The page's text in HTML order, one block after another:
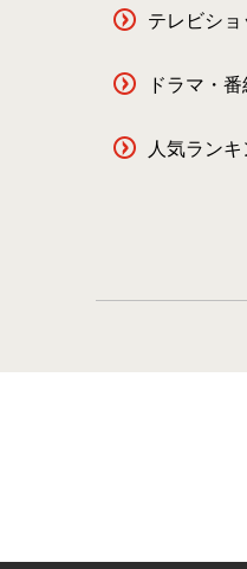
テレビシ
ドラマ・
人気ラン